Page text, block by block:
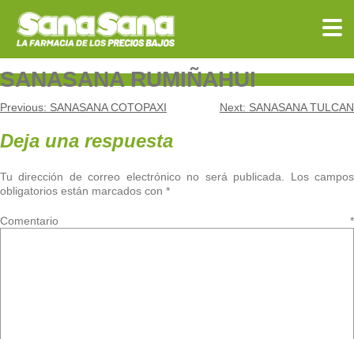
content
SANASANA RUMIÑAHUI
Navegación
de
entradas
Previous: SANASANA COTOPAXI Next: SANASANA TULCAN
Deja una respuesta
Tu dirección de correo electrónico no será publicada.
Los campos
obligatorios están marcados con *
Comentario *